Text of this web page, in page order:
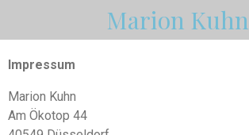
Marion Kuhn
Impressum
Marion Kuhn
Am Ökotop 44